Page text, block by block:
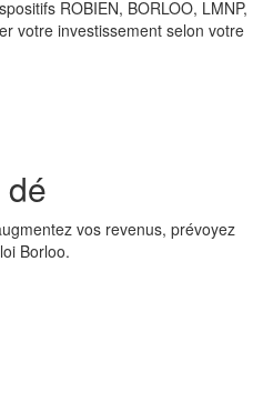
ROBIEN, BORLOO, LMNP,
votre investissement selon votre
vos revenus, prévoyez
Borloo.